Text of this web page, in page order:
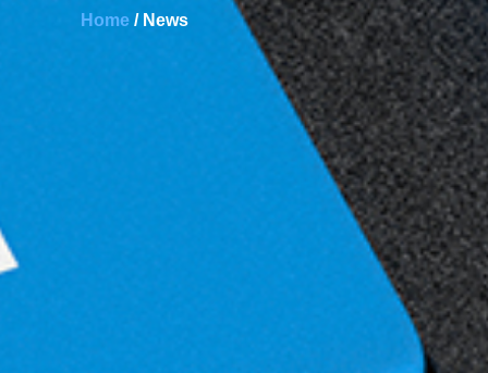
Home / News